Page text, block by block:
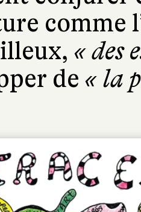
comme
« des
de « la